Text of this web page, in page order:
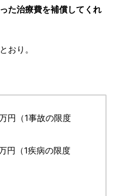
た治療費を補償してくれ
おり。
円（1事故の限度
円（1疾病の限度